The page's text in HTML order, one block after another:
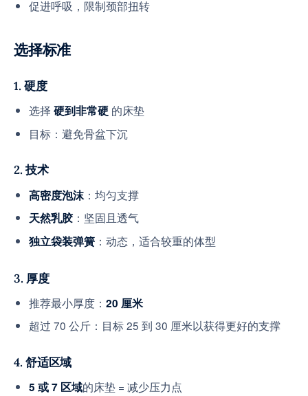
促进呼吸，限制颈部扭转
选择标准
1. 硬度
选择硬到非常硬 的床垫
目标：避免骨盆下沉
2. 技术
高密度泡沫 ：均匀支撑
天然乳胶 ：坚固且透气
独立袋装弹簧 ：动态，适合较重的体型
3. 厚度
推荐最小厚度：20 厘米
超过 70 公斤：目标 25 到 30 厘米以获得更好的支撑
4. 舒适区域
5 或 7 区域的床垫 = 减少压力点